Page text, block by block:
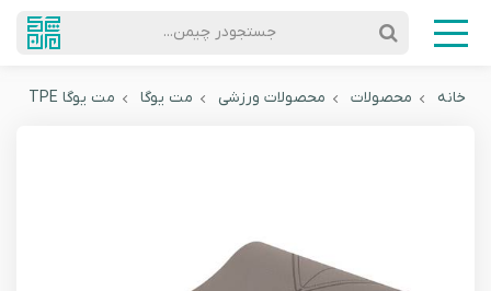
جستجودر چیمن...
خانه محصولات محصولات ورزشی مت یوگا مت یوگا TPE